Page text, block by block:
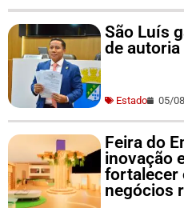
São Luís
de autoria
Estado 05/
Feira do
inovação
fortalecer
negócios